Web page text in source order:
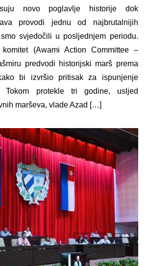
novo poglavlje historije dok
provodi jednu od najbrutalnijih
svjedočili u posljednjem periodu.
(Awami Action Committee –
predvodi historijski marš prema
bi izvršio pritisak za ispunjenje
Tokom protekle tri godine, usljed
marševa, vlade Azad […]